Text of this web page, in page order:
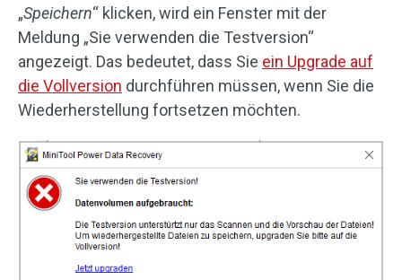
„Speichern“ klicken, wird ein Fenster mit der
Meldung „Sie verwenden die Testversion“
angezeigt. Das bedeutet, dass Sie ein Upgrade auf
die Vollversion durchführen müssen, wenn Sie die
Wiederherstellung fortsetzen möchten.